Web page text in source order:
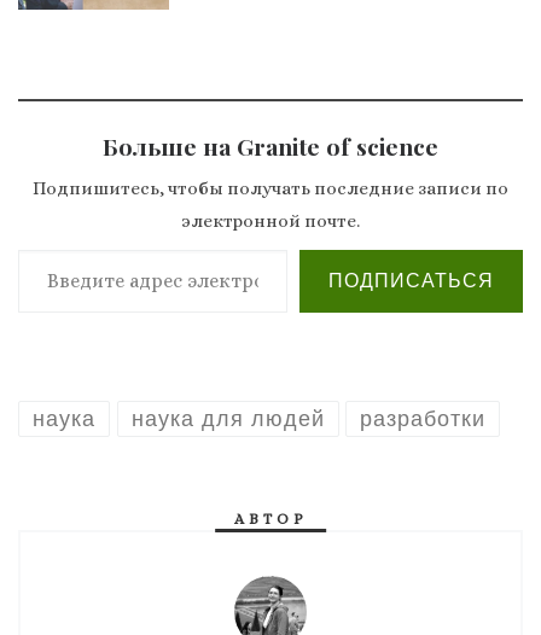
Больше на Granite of science
Подпишитесь, чтобы получать последние записи по
электронной почте.
Введите адрес электронной почты…
ПОДПИСАТЬСЯ
наука наука для людей разработки
АВТОР